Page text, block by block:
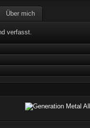
Über mich
verfasst.